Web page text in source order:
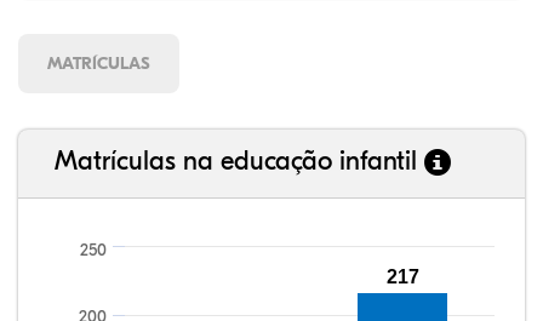
MATRÍCULAS
Matrículas na educação infantil
200
250
217